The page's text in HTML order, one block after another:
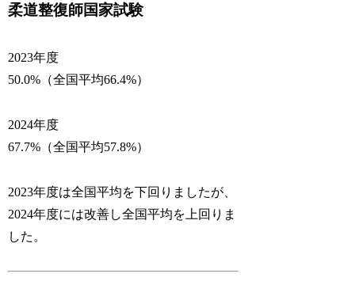
柔道整復師国家試験
2023年度
50.0%（全国平均66.4%）
2024年度
67.7%（全国平均57.8%）
2023年度は全国平均を下回りましたが、
2024年度には改善し全国平均を上回りま
した。